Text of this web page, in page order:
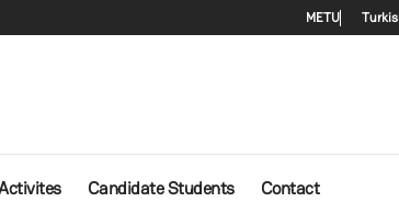
METU
Candidate Students Contact